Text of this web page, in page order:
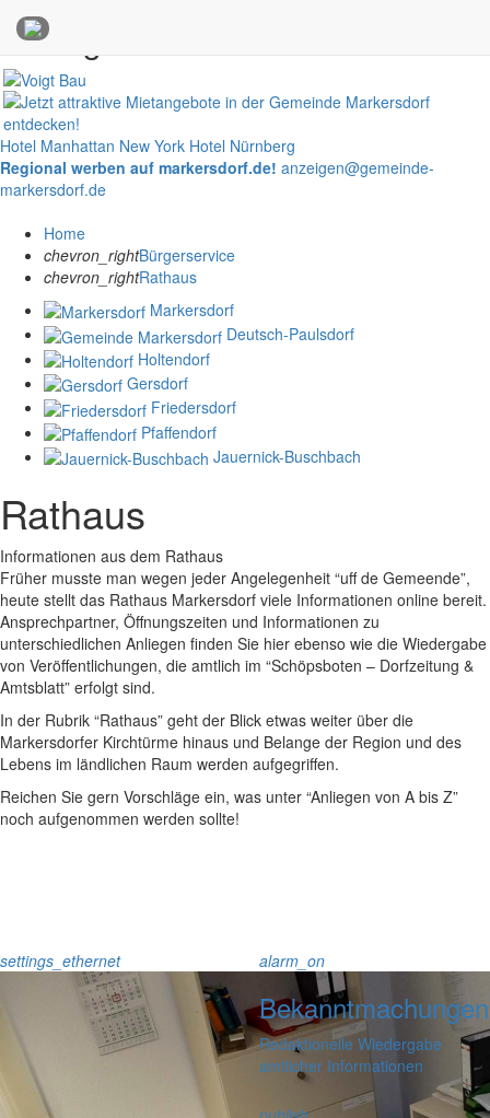
Anzeigen
Hotel Manhattan New York Hotel Nürnberg
Regional werben auf markersdorf.de! anzeigen@gemeinde-
markersdorf.de
Home
chevron_rightBürgerservice
chevron_rightRathaus
Markersdorf
Deutsch-Paulsdorf
Holtendorf
Gersdorf
Friedersdorf
Pfaffendorf
Jauernick-Buschbach
Rathaus
Informationen aus dem Rathaus
Früher musste man wegen jeder Angelegenheit “uff de Gemeende”,
heute stellt das Rathaus Markersdorf viele Informationen online bereit.
Ansprechpartner, Öffnungszeiten und Informationen zu
unterschiedlichen Anliegen finden Sie hier ebenso wie die Wiedergabe
von Veröffentlichungen, die amtlich im “Schöpsboten – Dorfzeitung &
Amtsblatt” erfolgt sind.
In der Rubrik “Rathaus” geht der Blick etwas weiter über die
Markersdorfer Kirchtürme hinaus und Belange der Region und des
Lebens im ländlichen Raum werden aufgegriffen.
Reichen Sie gern Vorschläge ein, was unter “Anliegen von A bis Z”
noch aufgenommen werden sollte!
settings_ethernet alarm_on
Bekanntmachungen
Redaktionelle Wiedergabe
amtlicher Informationen